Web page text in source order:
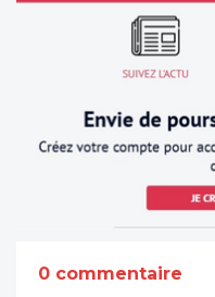
0 commentaire